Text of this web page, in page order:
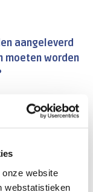
website
webstatistieken
aangeleverd
moeten worden
vast?
aan te